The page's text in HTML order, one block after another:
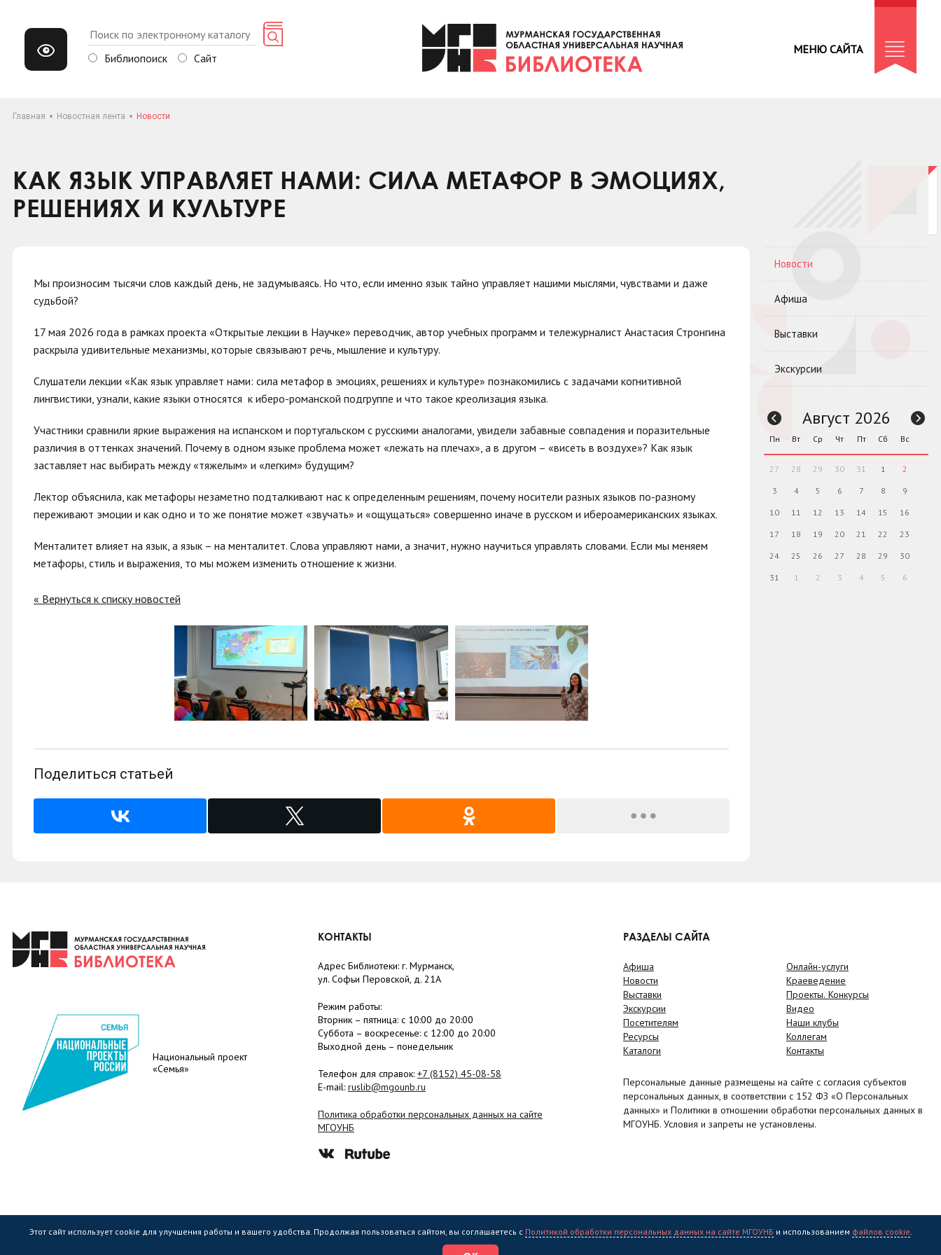
Библиопоиск Сайт
МЕНЮ САЙТА
Главная Новостная лента Новости
КАК ЯЗЫК УПРАВЛЯЕТ НАМИ: СИЛА МЕТАФОР В ЭМОЦИЯХ,
РЕШЕНИЯХ И КУЛЬТУРЕ
Мы произносим тысячи слов каждый день, не задумываясь. Но что, если именно язык тайно управляет нашими мыслями, чувствами и даже
судьбой?
17 мая 2026 года в рамках проекта «Открытые лекции в Научке» переводчик, автор учебных программ и тележурналист Анастасия Стронгина
раскрыла удивительные механизмы, которые связывают речь, мышление и культуру.
Слушатели лекции «Как язык управляет нами: сила метафор в эмоциях, решениях и культуре» познакомились с задачами когнитивной
лингвистики, узнали, какие языки относятся к иберо-романской подгруппе и что такое креолизация языка.
Участники сравнили яркие выражения на испанском и португальском с русскими аналогами, увидели забавные совпадения и поразительные
различия в оттенках значений. Почему в одном языке проблема может «лежать на плечах», а в другом – «висеть в воздухе»? Как язык
заставляет нас выбирать между «тяжелым» и «легким» будущим?
Лектор объяснила, как метафоры незаметно подталкивают нас к определенным решениям, почему носители разных языков по-разному
переживают эмоции и как одно и то же понятие может «звучать» и «ощущаться» совершенно иначе в русском и ибероамериканских языках.
Менталитет влияет на язык, а язык – на менталитет. Слова управляют нами, а значит, нужно научиться управлять словами. Если мы меняем
метафоры, стиль и выражения, то мы можем изменить отношение к жизни.
« Вернуться к списку новостей
Поделиться статьей
Новости
Афиша
Выставки
Экскурсии
Август 2026
Пн Вт Ср Чт Пт Сб Вс
27 28 29 30 31 1 2
3 4 5 6 7 8 9
10 11 12 13 14 15 16
17 18 19 20 21 22 23
24 25 26 27 28 29 30
31 1 2 3 4 5 6
Национальный проект
«Семья»
КОНТАКТЫ
Адрес Библиотеки: г. Мурманск,
ул. Софьи Перовской, д. 21А
Режим работы:
Вторник – пятница: с 10:00 до 20:00
Суббота – воскресенье: c 12:00 до 20:00
Выходной день – понедельник
Телефон для справок: +7 (8152) 45-08-58
E-mail: ruslib@mgounb.ru
Политика обработки персональных данных на сайте
МГОУНБ
РАЗДЕЛЫ САЙТА
Афиша
Новости
Выставки
Экскурсии
Посетителям
Ресурсы
Каталоги
Онлайн-услуги
Краеведение
Проекты. Конкурсы
Видео
Наши клубы
Коллегам
Контакты
Персональные данные размещены на сайте с согласия субъектов
персональных данных, в соответствии с 152 ФЗ «О Персональных
данных» и Политики в отношении обработки персональных данных в
МГОУНБ. Условия и запреты не установлены.
Государственное областное бюджетное учреждение культуры "Мурманская государственная областная универсальная научная библиотека" (МГОУНБ) © 2006 - 2026
Этот сайт использует cookie для улучшения работы и вашего удобства. Продолжая пользоваться сайтом, вы соглашаетесь с Политикой обработки персональных данных на сайте МГОУНБ и использованием файлов cookie.